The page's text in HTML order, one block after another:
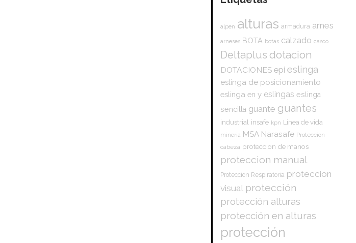
alpen alturas armadura arnes
arneses BOTA botas calzado casco
Deltaplus dotacion
DOTACIONES epi eslinga
eslinga de posicionamiento
eslinga en y eslingas eslinga
sencilla guante guantes
industrial insafe kpn Linea de vida
mineria MSA Narasafe Proteccion
cabeza proteccion de manos
proteccion manual
Proteccion Respiratoria proteccion
visual protección
protección alturas
protección en alturas
protección